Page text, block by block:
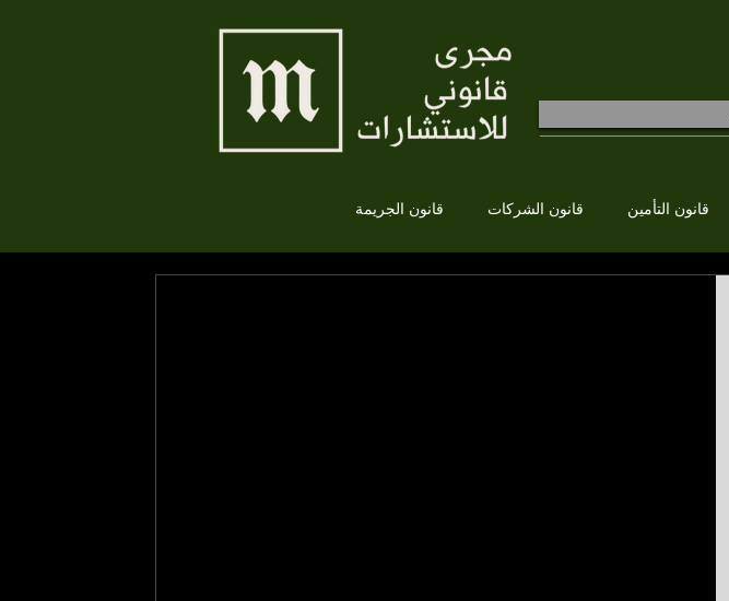
قانون التأمين قانون الشركات قانون الجريمة